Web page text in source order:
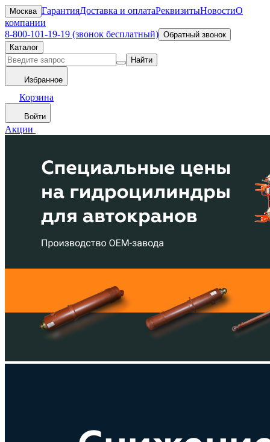
Москва ГарантияДоставка и оплатаРеквизитыНовостиО
компании
8-800-101-19-19 (звонок бесплатный) Обратный звонок
Каталог
Найти
Избранное
Корзина
Войти
Акции